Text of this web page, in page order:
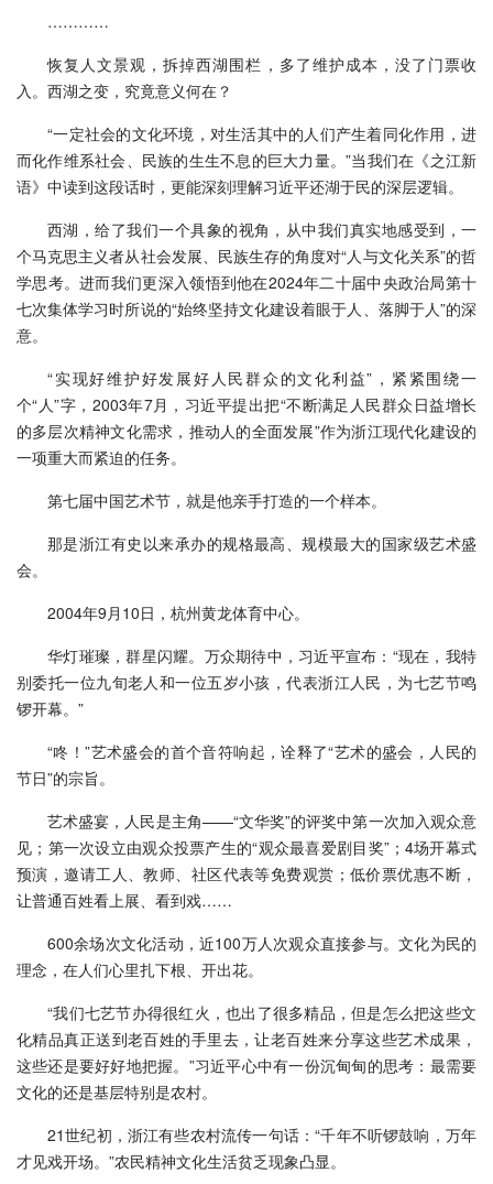
…………
恢复人文景观，拆掉西湖围栏，多了维护成本，没了门票收
入。西湖之变，究竟意义何在？
“一定社会的文化环境，对生活其中的人们产生着同化作用，进
而化作维系社会、民族的生生不息的巨大力量。”当我们在《之江新
语》中读到这段话时，更能深刻理解习近平还湖于民的深层逻辑。
西湖，给了我们一个具象的视角，从中我们真实地感受到，一
个马克思主义者从社会发展、民族生存的角度对“人与文化关系”的哲
学思考。进而我们更深入领悟到他在2024年二十届中央政治局第十
七次集体学习时所说的“始终坚持文化建设着眼于人、落脚于人”的深
意。
“实现好维护好发展好人民群众的文化利益”，紧紧围绕一
个“人”字，2003年7月，习近平提出把“不断满足人民群众日益增长
的多层次精神文化需求，推动人的全面发展”作为浙江现代化建设的
一项重大而紧迫的任务。
第七届中国艺术节，就是他亲手打造的一个样本。
那是浙江有史以来承办的规格最高、规模最大的国家级艺术盛
会。
2004年9月10日，杭州黄龙体育中心。
华灯璀璨，群星闪耀。万众期待中，习近平宣布：“现在，我特
别委托一位九旬老人和一位五岁小孩，代表浙江人民，为七艺节鸣
锣开幕。”
“咚！”艺术盛会的首个音符响起，诠释了“艺术的盛会，人民的
节日”的宗旨。
艺术盛宴，人民是主角——“文华奖”的评奖中第一次加入观众意
见；第一次设立由观众投票产生的“观众最喜爱剧目奖”；4场开幕式
预演，邀请工人、教师、社区代表等免费观赏；低价票优惠不断，
让普通百姓看上展、看到戏……
600余场次文化活动，近100万人次观众直接参与。文化为民的
理念，在人们心里扎下根、开出花。
“我们七艺节办得很红火，也出了很多精品，但是怎么把这些文
化精品真正送到老百姓的手里去，让老百姓来分享这些艺术成果，
这些还是要好好地把握。”习近平心中有一份沉甸甸的思考：最需要
文化的还是基层特别是农村。
21世纪初，浙江有些农村流传一句话：“千年不听锣鼓响，万年
才见戏开场。”农民精神文化生活贫乏现象凸显。